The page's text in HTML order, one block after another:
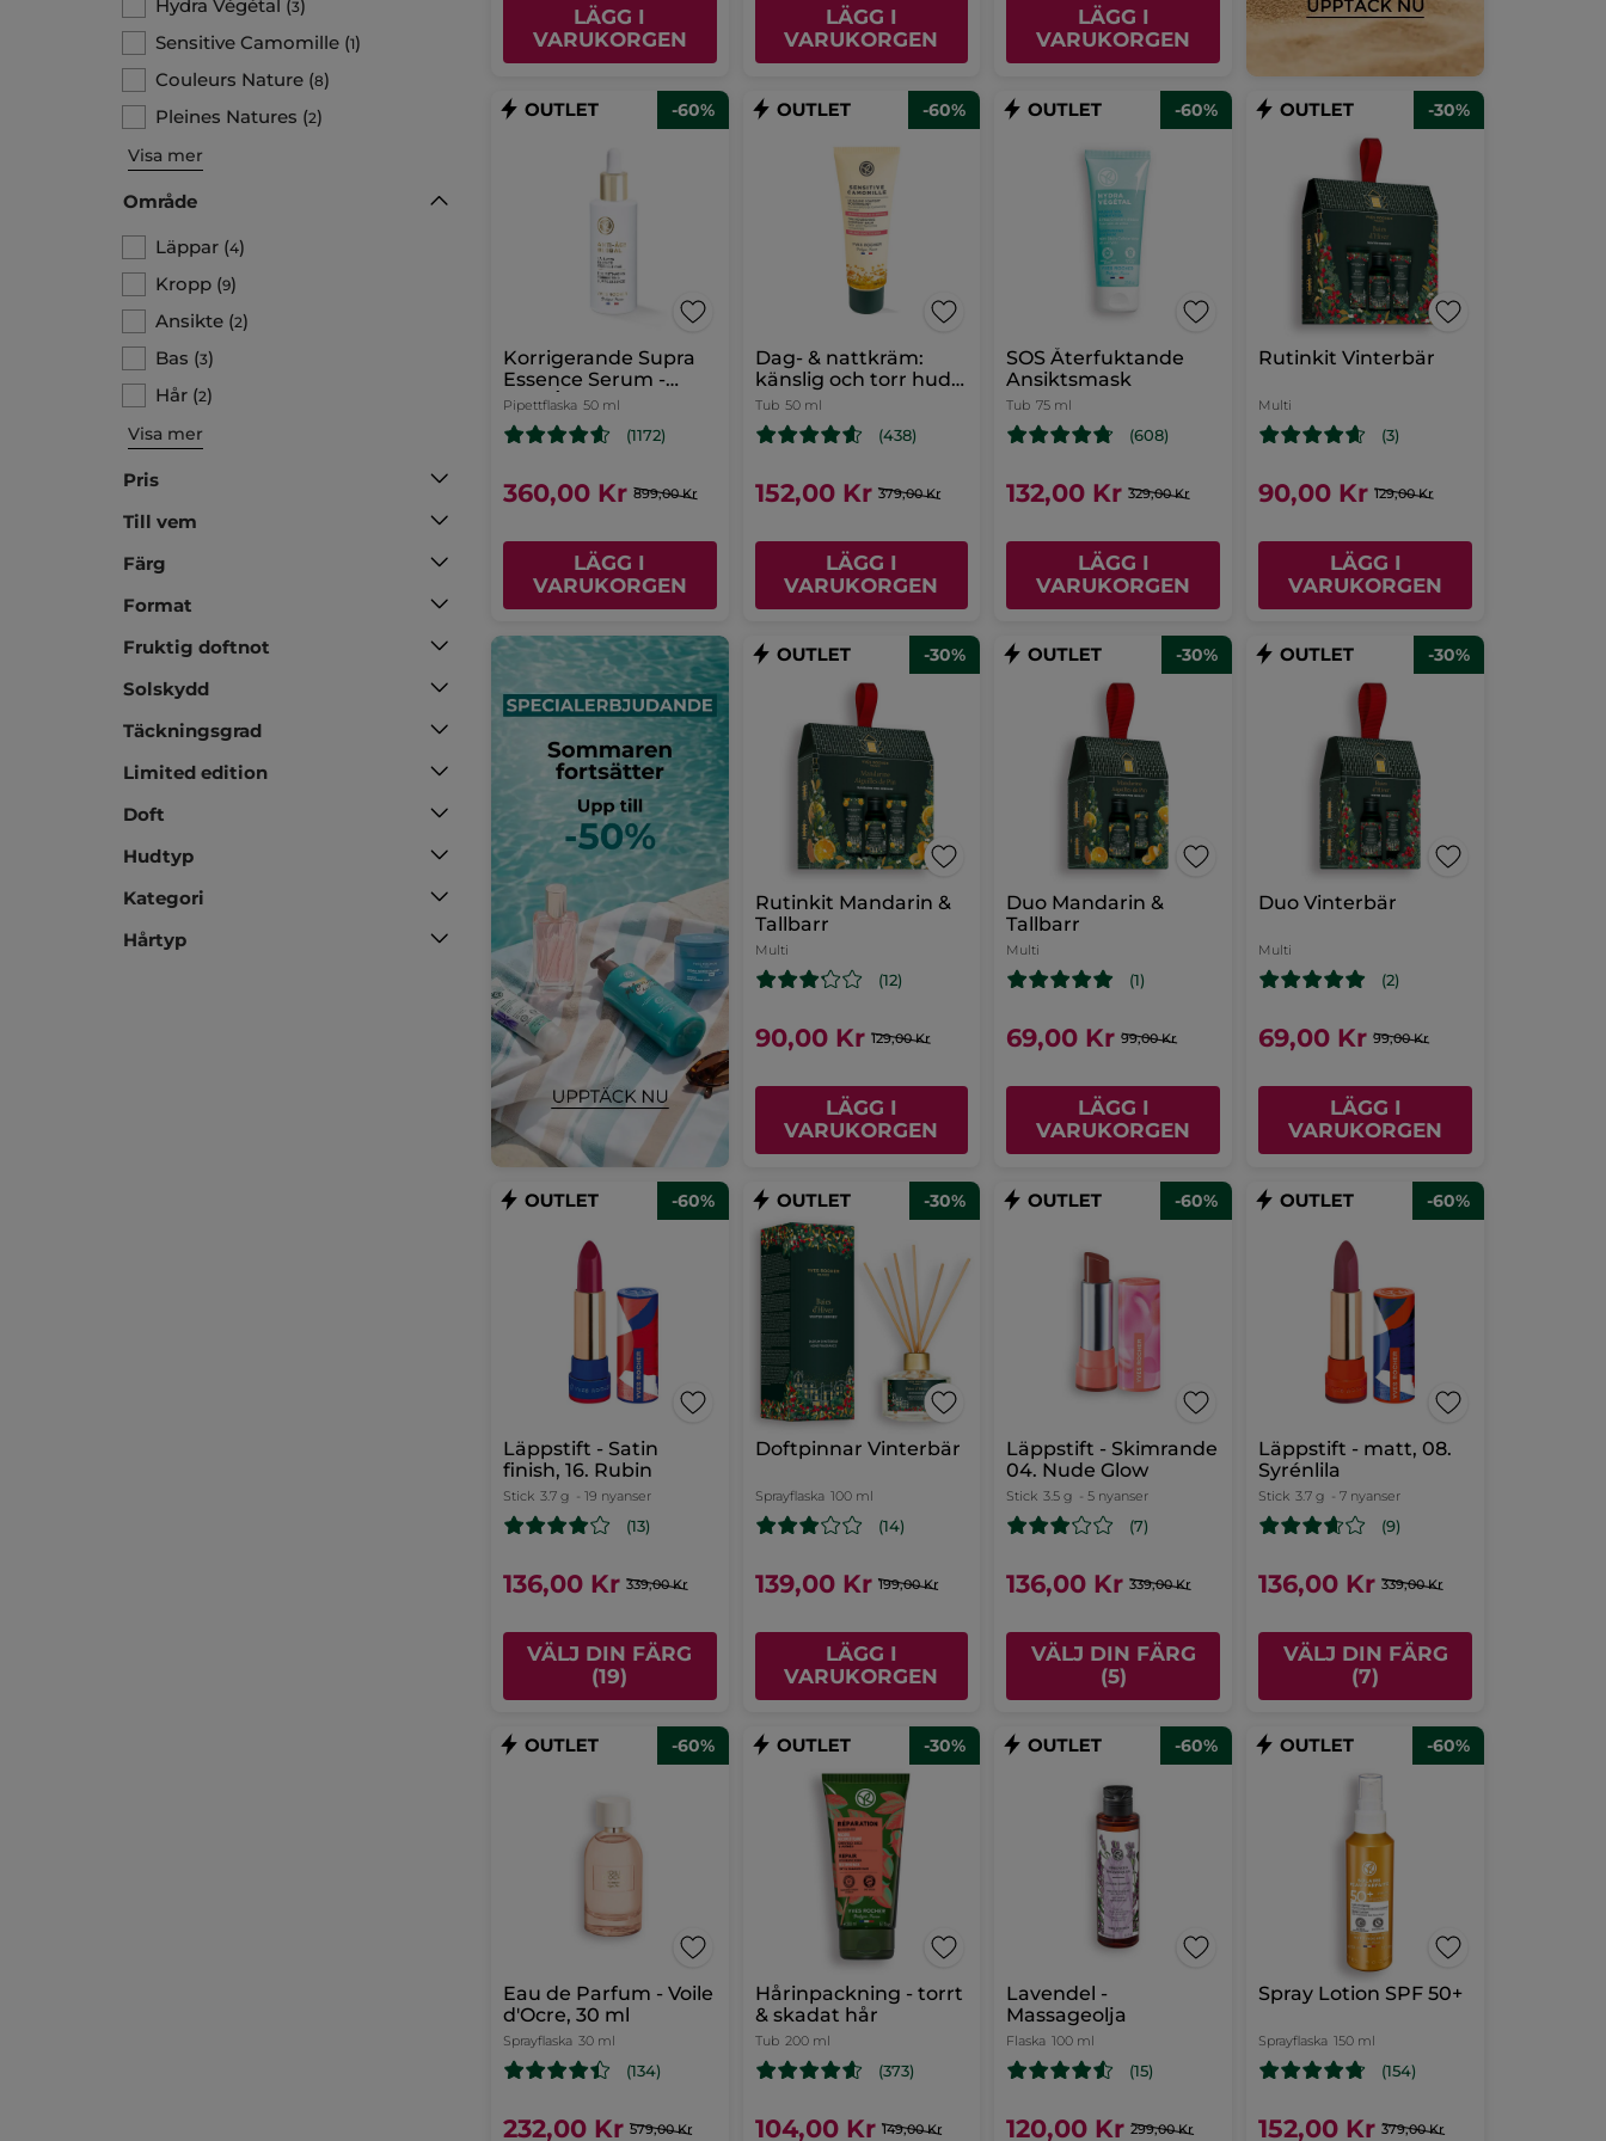
Hydra Végétal (3)
Sensitive Camomille (1)
Couleurs Nature (8)
Pleines Natures (2)
Visa mer
Område
Läppar (4)
Kropp (9)
Ansikte (2)
Bas (3)
Hår (2)
Visa mer
Pris
Till vem
Färg
Format
Fruktig doftnot
Solskydd
Täckningsgrad
Limited edition
Doft
Hudtyp
Kategori
Hårtyp
LÄGG I
VARUKORGEN
LÄGG I
VARUKORGEN
LÄGG I
VARUKORGEN
-60%
Korrigerande Supra
Essence Serum -
Anti-Âge Global
Pipettflaska 50 ml
(1172)
360,00 Kr 899,00 Kr
LÄGG I
VARUKORGEN
-60%
Dag- & nattkräm:
känslig och torr hud -
Sensitive Camomille
Tub 50 ml
(438)
152,00 Kr 379,00 Kr
LÄGG I
VARUKORGEN
-60%
SOS Återfuktande
Ansiktsmask
Tub 75 ml
(608)
132,00 Kr 329,00 Kr
LÄGG I
VARUKORGEN
-30%
Rutinkit Vinterbär
Multi
(3)
90,00 Kr 129,00 Kr
LÄGG I
VARUKORGEN
-30%
Rutinkit Mandarin &
Tallbarr
Multi
(12)
90,00 Kr 129,00 Kr
LÄGG I
VARUKORGEN
-30%
Duo Mandarin &
Tallbarr
Multi
(1)
69,00 Kr 99,00 Kr
LÄGG I
VARUKORGEN
-30%
Duo Vinterbär
Multi
(2)
69,00 Kr 99,00 Kr
LÄGG I
VARUKORGEN
-60%
Läppstift - Satin
finish, 16. Rubin
Stick 3.7 g - 19 nyanser
(13)
136,00 Kr 339,00 Kr
VÄLJ DIN FÄRG
(19)
-30%
Doftpinnar Vinterbär
Sprayflaska 100 ml
(14)
139,00 Kr 199,00 Kr
LÄGG I
VARUKORGEN
-60%
Läppstift - Skimrande
04. Nude Glow
Stick 3.5 g - 5 nyanser
(7)
136,00 Kr 339,00 Kr
VÄLJ DIN FÄRG
(5)
-60%
Läppstift - matt, 08.
Syrénlila
Stick 3.7 g - 7 nyanser
(9)
136,00 Kr 339,00 Kr
VÄLJ DIN FÄRG
(7)
-60%
Eau de Parfum - Voile
d'Ocre, 30 ml
Sprayflaska 30 ml
(134)
232,00 Kr 579,00 Kr
-30%
Hårinpackning - torrt
& skadat hår
Tub 200 ml
(373)
104,00 Kr 149,00 Kr
-60%
Lavendel -
Massageolja
Flaska 100 ml
(15)
120,00 Kr 299,00 Kr
-60%
Spray Lotion SPF 50+
Sprayflaska 150 ml
(154)
152,00 Kr 379,00 Kr